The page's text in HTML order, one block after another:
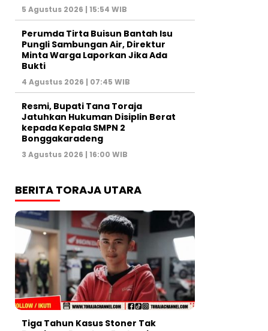
5 Agustus 2026 | 15:54 WIB
Perumda Tirta Buisun Bantah Isu
Pungli Sambungan Air, Direktur
Minta Warga Laporkan Jika Ada
Bukti
4 Agustus 2026 | 07:45 WIB
Resmi, Bupati Tana Toraja
Jatuhkan Hukuman Disiplin Berat
kepada Kepala SMPN 2
Bonggakaradeng
3 Agustus 2026 | 16:00 WIB
BERITA TORAJA UTARA
Tiga Tahun Kasus Stoner Tak